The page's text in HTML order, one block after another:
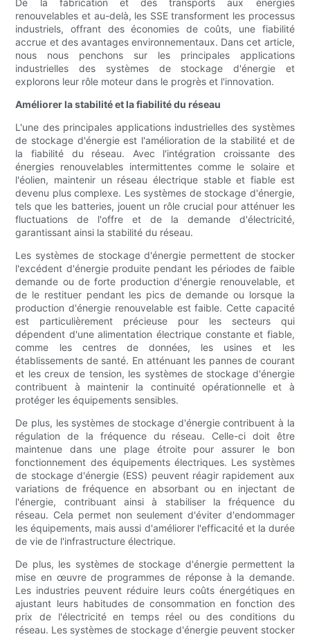
De la fabrication et des transports aux énergies
renouvelables et au-delà, les SSE transforment les processus
industriels, offrant des économies de coûts, une fiabilité
accrue et des avantages environnementaux. Dans cet article,
nous nous penchons sur les principales applications
industrielles des systèmes de stockage d'énergie et
explorons leur rôle moteur dans le progrès et l'innovation.
Améliorer la stabilité et la fiabilité du réseau
L'une des principales applications industrielles des systèmes
de stockage d'énergie est l'amélioration de la stabilité et de
la fiabilité du réseau. Avec l'intégration croissante des
énergies renouvelables intermittentes comme le solaire et
l'éolien, maintenir un réseau électrique stable et fiable est
devenu plus complexe. Les systèmes de stockage d'énergie,
tels que les batteries, jouent un rôle crucial pour atténuer les
fluctuations de l'offre et de la demande d'électricité,
garantissant ainsi la stabilité du réseau.
Les systèmes de stockage d'énergie permettent de stocker
l'excédent d'énergie produite pendant les périodes de faible
demande ou de forte production d'énergie renouvelable, et
de le restituer pendant les pics de demande ou lorsque la
production d'énergie renouvelable est faible. Cette capacité
est particulièrement précieuse pour les secteurs qui
dépendent d'une alimentation électrique constante et fiable,
comme les centres de données, les usines et les
établissements de santé. En atténuant les pannes de courant
et les creux de tension, les systèmes de stockage d'énergie
contribuent à maintenir la continuité opérationnelle et à
protéger les équipements sensibles.
De plus, les systèmes de stockage d'énergie contribuent à la
régulation de la fréquence du réseau. Celle-ci doit être
maintenue dans une plage étroite pour assurer le bon
fonctionnement des équipements électriques. Les systèmes
de stockage d'énergie (ESS) peuvent réagir rapidement aux
variations de fréquence en absorbant ou en injectant de
l'énergie, contribuant ainsi à stabiliser la fréquence du
réseau. Cela permet non seulement d'éviter d'endommager
les équipements, mais aussi d'améliorer l'efficacité et la durée
de vie de l'infrastructure électrique.
De plus, les systèmes de stockage d'énergie permettent la
mise en œuvre de programmes de réponse à la demande.
Les industries peuvent réduire leurs coûts énergétiques en
ajustant leurs habitudes de consommation en fonction des
prix de l'électricité en temps réel ou des conditions du
réseau. Les systèmes de stockage d'énergie peuvent stocker